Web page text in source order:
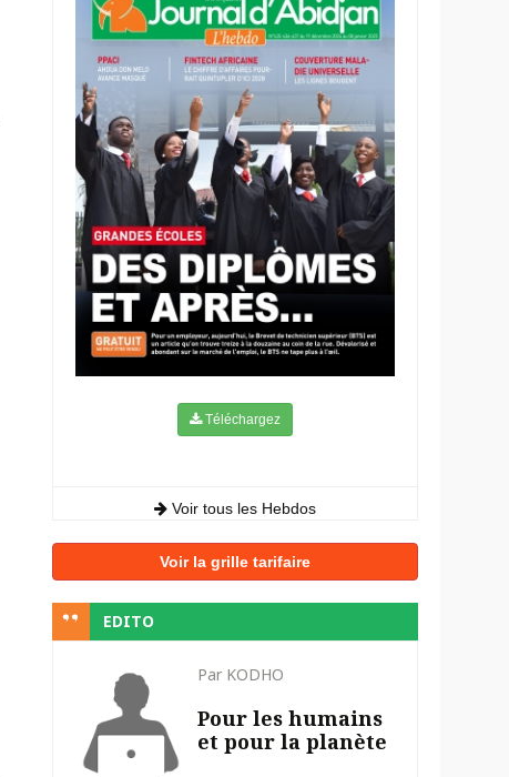
Téléchargez
Voir tous les Hebdos
Voir la grille tarifaire
EDITO
Par KODHO
Pour les humains
et pour la planète